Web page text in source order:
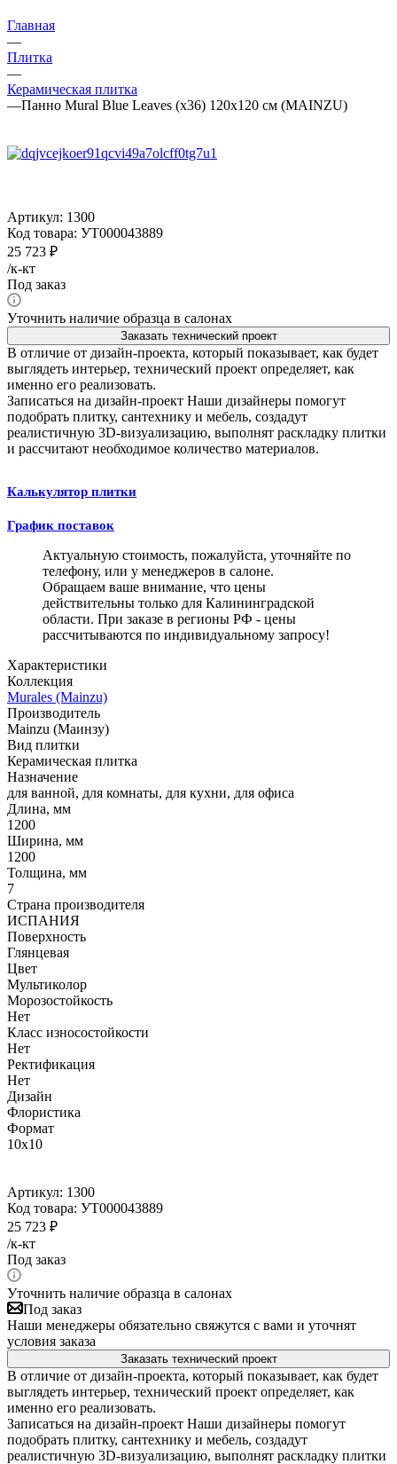
Главная
—
Плитка
—
Керамическая плитка
—Панно Mural Blue Leaves (x36) 120x120 см (MAINZU)
Артикул: 1300
Код товара: УТ000043889
25 723 ₽
/к-кт
Под заказ
Уточнить наличие образца в салонах
Заказать технический проект
В отличие от дизайн-проекта, который показывает, как будет
выглядеть интерьер, технический проект определяет, как
именно его реализовать.
Записаться на дизайн-проект Наши дизайнеры помогут
подобрать плитку, сантехнику и мебель, создадут
реалистичную 3D-визуализацию, выполнят раскладку плитки
и рассчитают необходимое количество материалов.
Калькулятор плитки
График поставок
Актуальную стоимость, пожалуйста, уточняйте по
телефону, или у менеджеров в салоне.
Обращаем ваше внимание, что цены
действительны только для Калининградской
области. При заказе в регионы РФ - цены
рассчитываются по индивидуальному запросу!
Характеристики
Коллекция
Murales (Mainzu)
Производитель
Mainzu (Маинзу)
Вид плитки
Керамическая плитка
Назначение
для ванной, для комнаты, для кухни, для офиса
Длина, мм
1200
Ширина, мм
1200
Толщина, мм
7
Страна производителя
ИСПАНИЯ
Поверхность
Глянцевая
Цвет
Мультиколор
Морозостойкость
Нет
Класс износостойкости
Нет
Ректификация
Нет
Дизайн
Флористика
Формат
10x10
Артикул: 1300
Код товара: УТ000043889
25 723 ₽
/к-кт
Под заказ
Уточнить наличие образца в салонах
Под заказ
Наши менеджеры обязательно свяжутся с вами и уточнят
условия заказа
Заказать технический проект
В отличие от дизайн-проекта, который показывает, как будет
выглядеть интерьер, технический проект определяет, как
именно его реализовать.
Записаться на дизайн-проект Наши дизайнеры помогут
подобрать плитку, сантехнику и мебель, создадут
реалистичную 3D-визуализацию, выполнят раскладку плитки